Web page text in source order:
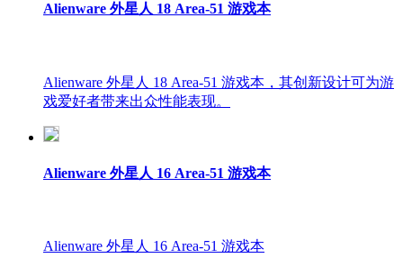
Alienware 外星人 18 Area-51 游戏本
Alienware 外星人 18 Area-51 游戏本，其创新设计可为游
戏爱好者带来出众性能表现。
Alienware 外星人 16 Area-51 游戏本
Alienware 外星人 16 Area-51 游戏本